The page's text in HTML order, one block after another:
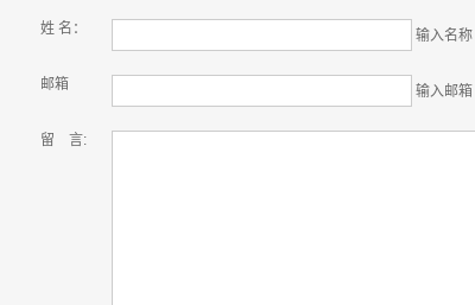
姓 名： 输入名
邮箱 输入邮
留 言: